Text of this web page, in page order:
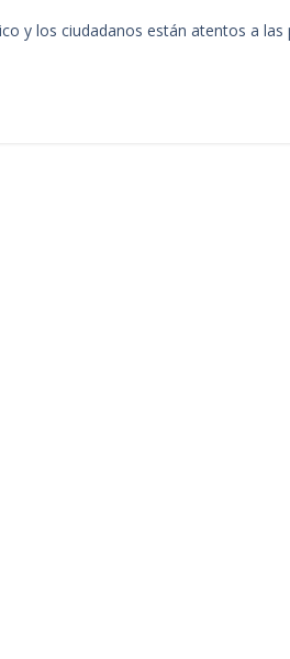
y los ciudadanos están atentos a